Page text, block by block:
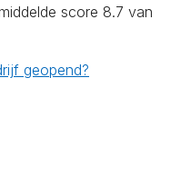
score 8.7 van
geopend?